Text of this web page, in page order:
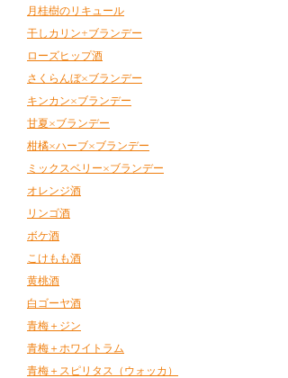
月桂樹のリキュール
干しカリン+ブランデー
ローズヒップ酒
さくらんぼ×ブランデー
キンカン×ブランデー
甘夏×ブランデー
柑橘×ハーブ×ブランデー
ミックスベリー×ブランデー
オレンジ酒
リンゴ酒
ボケ酒
こけもも酒
黄桃酒
​白ゴーヤ酒
青梅＋ジン
青梅＋ホワイトラム
青梅＋スピリタス（ウォッカ）